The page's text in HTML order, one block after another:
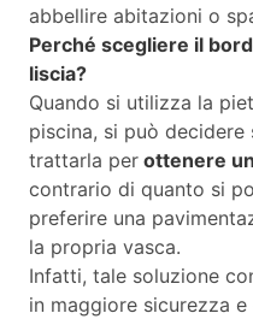
abbellire abitazioni o
Perché scegliere il
liscia?
Quando si utilizza la
piscina, si può
trattarla per ottenere
contrario di quanto si
preferire una
la propria vasca.
Infatti, tale soluzione
in maggiore sicurezza